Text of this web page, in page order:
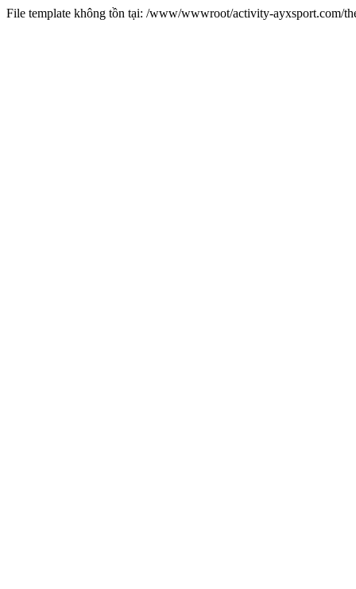
File template không tồn tại: /www/wwwroot/activity-ayxsport.com/